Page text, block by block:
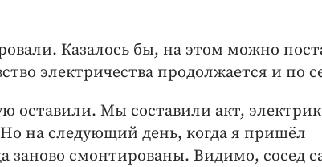
Казалось бы, на этом можно
электричества продолжается и по
оставили. Мы составили акт,
на следующий день, когда я пришёл
заново смонтированы. Видимо, сосед